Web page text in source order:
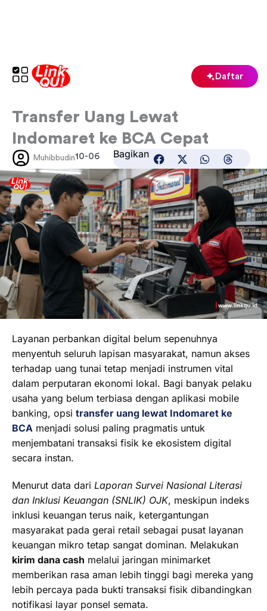
Daftar
Transfer Uang Lewat
Indomaret ke BCA Cepat
Muhibbudin10-06 Bagikan
Layanan perbankan digital belum sepenuhnya
menyentuh seluruh lapisan masyarakat, namun akses
terhadap uang tunai tetap menjadi instrumen vital
dalam perputaran ekonomi lokal. Bagi banyak pelaku
usaha yang belum terbiasa dengan aplikasi mobile
banking, opsi transfer uang lewat Indomaret ke
BCA menjadi solusi paling pragmatis untuk
menjembatani transaksi fisik ke ekosistem digital
secara instan.
Menurut data dari Laporan Survei Nasional Literasi
dan Inklusi Keuangan (SNLIK) OJK, meskipun indeks
inklusi keuangan terus naik, ketergantungan
masyarakat pada gerai retail sebagai pusat layanan
keuangan mikro tetap sangat dominan. Melakukan
kirim dana cash melalui jaringan minimarket
memberikan rasa aman lebih tinggi bagi mereka yang
lebih percaya pada bukti transaksi fisik dibandingkan
notifikasi layar ponsel semata.